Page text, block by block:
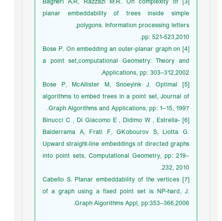
planar embeddability of trees inside simple
polygons. Information processing letters,
pp: 521-523,2010.
[4] Bose P. On embedding an outer-planar graph on
a point set,computational Geometry: Theory and
Applications, pp: 303–312,2002.
[5] Bose P, McAllister M, Snoeyink J. Optimal
algorithms to embed trees in a point set, Journal of
Graph Algorithms and Applications, pp: 1–15, 1997.
[6] Binucci C , Di Giacomo E , Didimo W , Estrella-
Balderrama A, Frati F, GKobourov S, Liotta G.
Upward straight-line embeddings of directed graphs
into point sets, Computational Geometry, pp: 219–
232, 2010.
[7] Cabello S. Planar embeddability of the vertices
of a graph using a fixed point set is NP-hard, J.
Graph Algorithms Appl, pp:353–366,2006.